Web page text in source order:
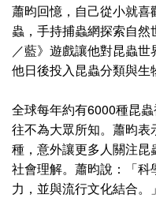
蕭昀回憶，自己從小就
蟲，手持捕蟲網探索自
／藍》遊戲讓他對昆蟲
他日後投入昆蟲分類與生
全球每年約有6000種昆
往不為大眾所知。蕭昀
種，意外讓更多人關注
社會理解。蕭昀說：「
力，並與流行文化結合。」